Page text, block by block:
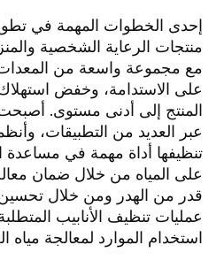
إحدى الخطوات المهمة في
منتجات الرعاية الشخصية
مع مجموعة واسعة من المعدات
على الاستدامة، وخفض
المنتج إلى أدنى مستوى. أصبحت
عبر العديد من التطبيقات،
تنظيفها أداة مهمة في
على المياه من خلال ضمان
قدر من الهدر ومن خلال تحسين
عمليات تنظيف الأنابيب
استخدام الموارد لمعالجة